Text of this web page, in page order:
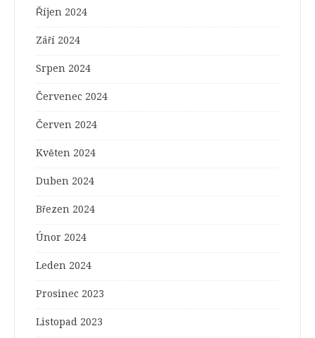
Říjen 2024
Září 2024
Srpen 2024
Červenec 2024
Červen 2024
Květen 2024
Duben 2024
Březen 2024
Únor 2024
Leden 2024
Prosinec 2023
Listopad 2023